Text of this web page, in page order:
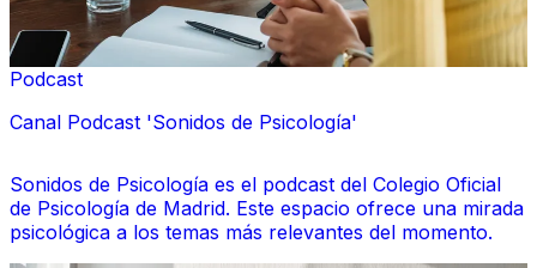
Podcast
Canal Podcast 'Sonidos de Psicología'
Sonidos de Psicología es el podcast del Colegio Oficial
de Psicología de Madrid. Este espacio ofrece una mirada
psicológica a los temas más relevantes del momento.